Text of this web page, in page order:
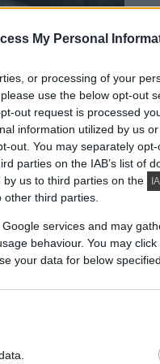
My Personal
or processing of your
use the below opt-out
out request is processed
information utilized by us
out. You may separately
parties on the IAB’s list of
us to third parties on the
third parties.
services and may
behaviour. You may
your data for below
lépve) jobbra volt
Bal
vették, a
ez lett a háló. A
helyett
fallal
meg. Az új
ággyal.
fekete
keresztül